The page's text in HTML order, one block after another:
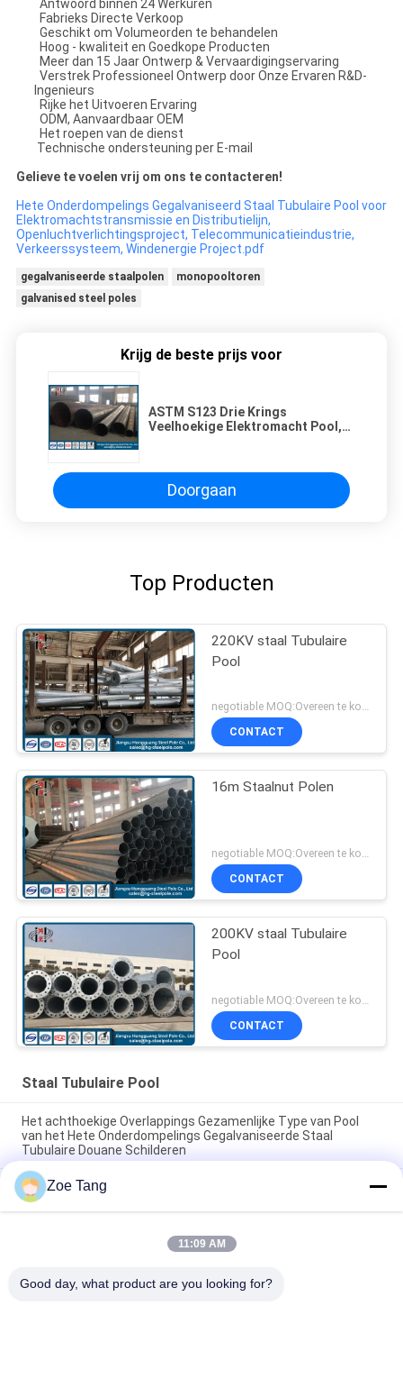
Antwoord binnen 24 Werkuren
Fabrieks Directe Verkoop
Geschikt om Volumeorden te behandelen
Hoog - kwaliteit en Goedkope Producten
Meer dan 15 Jaar Ontwerp & Vervaardigingservaring
Verstrek Professioneel Ontwerp door Onze Ervaren R&D-
Ingenieurs
Rijke het Uitvoeren Ervaring
ODM, Aanvaardbaar OEM
Het roepen van de dienst
Technische ondersteuning per E-mail
Gelieve te voelen vrij om ons te contacteren!
Hete Onderdompelings Gegalvaniseerd Staal Tubulaire Pool voor
Elektromachtstransmissie en Distributielijn,
Openluchtverlichtingsproject, Telecommunicatieindustrie,
Verkeerssysteem, Windenergie Project.pdf
gegalvaniseerde staalpolen
monopooltoren
galvanised steel poles
Krijg de beste prijs voor
ASTM S123 Drie Krings
Veelhoekige Elektromacht Pool,
Doorgaan
Top Producten
220KV staal Tubulaire
Pool
negotiable MOQ:Overeen te komen
CONTACT
16m Staalnut Polen
negotiable MOQ:Overeen te komen
CONTACT
200KV staal Tubulaire
Pool
CONTACT
Staal Tubulaire Pool
Het achthoekige Overlappings Gezamenlijke Type van Pool
van het Hete Onderdompelings Gegalvaniseerde Staal
Tubulaire Douane Schilderen
De hete Superieure Hop Onderdompeling Gegalvaniseerde
Polen van het Broodjesstaal/Tubulaire Staaltoren
Van het de Torenstaal van de hete Onderdompelings de
Gegalvaniseerde Macht Verbinding van Pool Tubulaire met
Zoe Tang
11:09 AM
Good day, what product are you looking for?